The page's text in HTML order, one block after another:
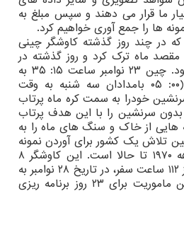
ما قرار می دهند و سپس مبلغ به
ها را جمع آوری خواهیم کرد.
در چند روز گذشته کاوشگر چینی
را به مقصد ماه ترک کرد و روز گذشته در
حال حفاری بر روی ماه بود. چین ۲۳ نوامبر ساعت ۱۵: ۳۵ به
وقت منطقه زمانی شرقی(۰۰: ۰۵ بامدادان سه شنبه به وقت
خودرا به سمت کره ماه پرتاب
سرنشین را با این هدف پرتاب
هایی از خاک و سنگ های ماه را به
تلاش یک کشور برای آوردن نمونه
از قمر طبیعی زمین از دهه ۱۹۷۰ تا حالا است. این کاوشگر ۸
هزار و ۲۰۰ کیلوگرمی بعد از ۱۱۲ ساعت سفر، در تاریخ ۲۸ نوامبر به
مدار ماه وارد شد. کل این ماموریت برای ۲۳ روز برنامه ریزی